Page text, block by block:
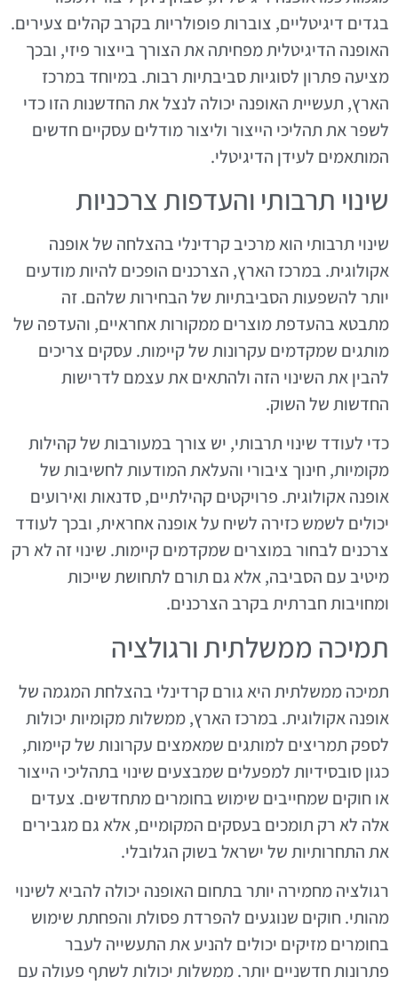
בגדים דיגיטליים, צוברות פופולריות בקרב קהלים צעירים.
האופנה הדיגיטלית מפחיתה את הצורך בייצור פיזי, ובכך
מציעה פתרון לסוגיות סביבתיות רבות. במיוחד במרכז
הארץ, תעשיית האופנה יכולה לנצל את החדשנות הזו כדי
לשפר את תהליכי הייצור וליצור מודלים עסקיים חדשים
המותאמים לעידן הדיגיטלי.
שינוי תרבותי והעדפות צרכניות
שינוי תרבותי הוא מרכיב קרדינלי בהצלחה של אופנה
אקולוגית. במרכז הארץ, הצרכנים הופכים להיות מודעים
יותר להשפעות הסביבתיות של הבחירות שלהם. זה
מתבטא בהעדפת מוצרים ממקורות אחראיים, והעדפה של
מותגים שמקדמים עקרונות של קיימות. עסקים צריכים
להבין את השינוי הזה ולהתאים את עצמם לדרישות
החדשות של השוק.
כדי לעודד שינוי תרבותי, יש צורך במעורבות של קהילות
מקומיות, חינוך ציבורי והעלאת המודעות לחשיבות של
אופנה אקולוגית. פרויקטים קהילתיים, סדנאות ואירועים
יכולים לשמש כזירה לשיח על אופנה אחראית, ובכך לעודד
צרכנים לבחור במוצרים שמקדמים קיימות. שינוי זה לא רק
מיטיב עם הסביבה, אלא גם תורם לתחושת שייכות
ומחויבות חברתית בקרב הצרכנים.
תמיכה ממשלתית ורגולציה
תמיכה ממשלתית היא גורם קרדינלי בהצלחת המגמה של
אופנה אקולוגית. במרכז הארץ, ממשלות מקומיות יכולות
לספק תמריצים למותגים שמאמצים עקרונות של קיימות,
כגון סובסידיות למפעלים שמבצעים שינוי בתהליכי הייצור
או חוקים שמחייבים שימוש בחומרים מתחדשים. צעדים
אלה לא רק תומכים בעסקים המקומיים, אלא גם מגבירים
את התחרותיות של ישראל בשוק הגלובלי.
רגולציה מחמירה יותר בתחום האופנה יכולה להביא לשינוי
מהותי. חוקים שנוגעים להפרדת פסולת והפחתת שימוש
בחומרים מזיקים יכולים להניע את התעשייה לעבר
פתרונות חדשניים יותר. ממשלות יכולות לשתף פעולה עם